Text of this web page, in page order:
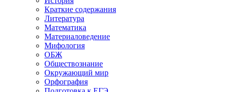
Краткие содержания
Литература
Математика
Материаловедение
Мифология
ОБЖ
Обществознание
Окружающий мир
Орфография